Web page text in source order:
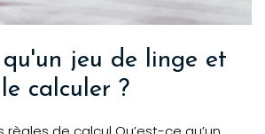
qu'un jeu de linge et
calculer ?